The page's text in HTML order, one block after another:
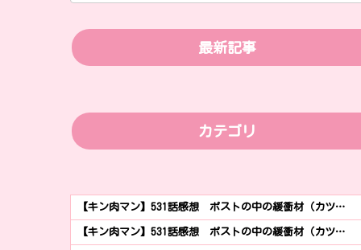
最新記事
カテゴリ
【キン肉マン】531話感想 ポストの中の緩衝材（カツ…
【キン肉マン】531話感想 ポストの中の緩衝材（カツ…